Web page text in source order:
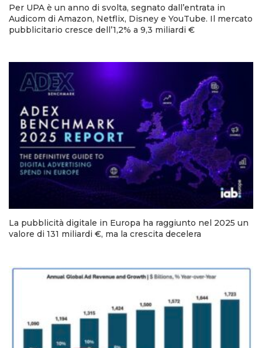
Per UPA è un anno di svolta, segnato dall’entrata in
Audicom di Amazon, Netflix, Disney e YouTube. Il mercato
pubblicitario cresce dell’1,2% a 9,3 miliardi €
La pubblicità digitale in Europa ha raggiunto nel 2025 un
valore di 131 miliardi €, ma la crescita decelera